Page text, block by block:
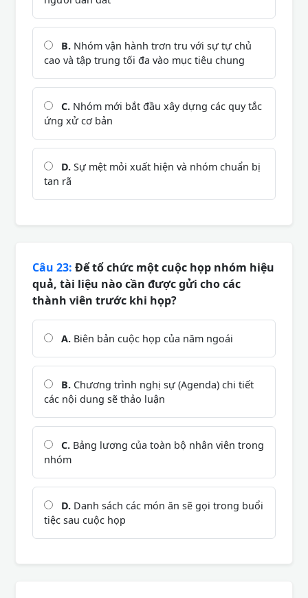
B. Nhóm vận hành trơn tru với sự tự chủ
cao và tập trung tối đa vào mục tiêu chung
C. Nhóm mới bắt đầu xây dựng các quy tắc
ứng xử cơ bản
D. Sự mệt mỏi xuất hiện và nhóm chuẩn bị
tan rã
Câu 23: Để tổ chức một cuộc họp nhóm hiệu
quả, tài liệu nào cần được gửi cho các
thành viên trước khi họp?
A. Biên bản cuộc họp của năm ngoái
B. Chương trình nghị sự (Agenda) chi tiết
các nội dung sẽ thảo luận
C. Bảng lương của toàn bộ nhân viên trong
nhóm
D. Danh sách các món ăn sẽ gọi trong buổi
tiệc sau cuộc họp